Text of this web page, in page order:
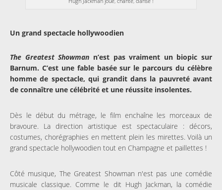
Un grand spectacle hollywoodien
The Greatest Showman n’est pas vraiment un biopic sur
Barnum. C’est une fable basée sur le parcours du célèbre
homme de spectacle, qui grandit dans la pauvreté avant
de connaître une célébrité et une réussite insolentes.
Dès le début du métrage, le film enchaîne les morceaux de
bravoure. La direction artistique est spectaculaire : décors,
costumes, chorégraphies en mettent plein les mirettes. Voilà un
grand spectacle hollywoodien tout en Champagne et paillettes !
Côté musique, The Greatest Showman n'est pas une comédie
musicale classique. Comme le dit Hugh Jackman, la comédie